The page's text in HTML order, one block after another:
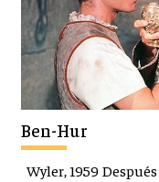
Ben-Hur
Wyler, 1959